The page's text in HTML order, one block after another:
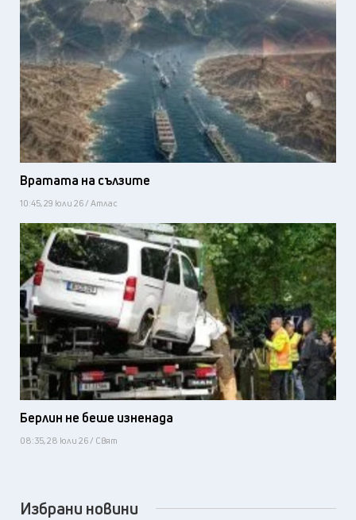
Вратата на сълзите
10:45, 29 юли 26 / Атлас
Берлин не беше изненада
08:35, 28 юли 26 / Свят
Избрани новини